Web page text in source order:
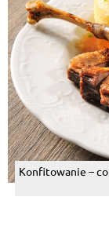
Konfitowanie –